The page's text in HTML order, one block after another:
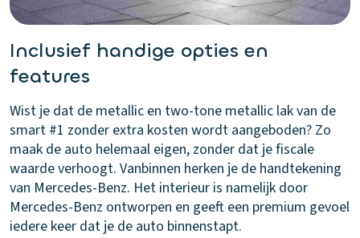
Inclusief handige opties en
features
Wist je dat de metallic en two-tone metallic lak van de
smart #1 zonder extra kosten wordt aangeboden? Zo
maak de auto helemaal eigen, zonder dat je fiscale
waarde verhoogt. Vanbinnen herken je de handtekening
van Mercedes-Benz. Het interieur is namelijk door
Mercedes-Benz ontworpen en geeft een premium gevoel
iedere keer dat je de auto binnenstapt.